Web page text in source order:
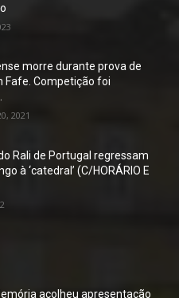
morre durante prova de
Fafe. Competição foi
2021
Rali de Portugal regressam
à ‘catedral’ (C/HORÁRIO E
acolheu apresentação